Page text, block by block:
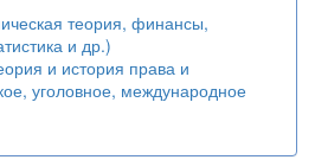
теория, финансы,
и др.)
и история права и
уголовное, международное